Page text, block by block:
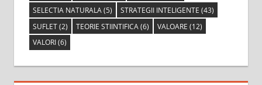
SELECTIA NATURALA(5) STRATEGII INTELIGENTE (43)
SUFLET(2) TEORIE STIINTIFICA(6) VALOARE (12)
VALORI(6)